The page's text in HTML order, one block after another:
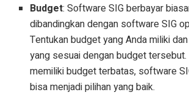
Budget: Software SIG berbayar
dibandingkan dengan software SIG
Tentukan budget yang Anda miliki
yang sesuai dengan budget
memiliki budget terbatas, software
bisa menjadi pilihan yang baik.